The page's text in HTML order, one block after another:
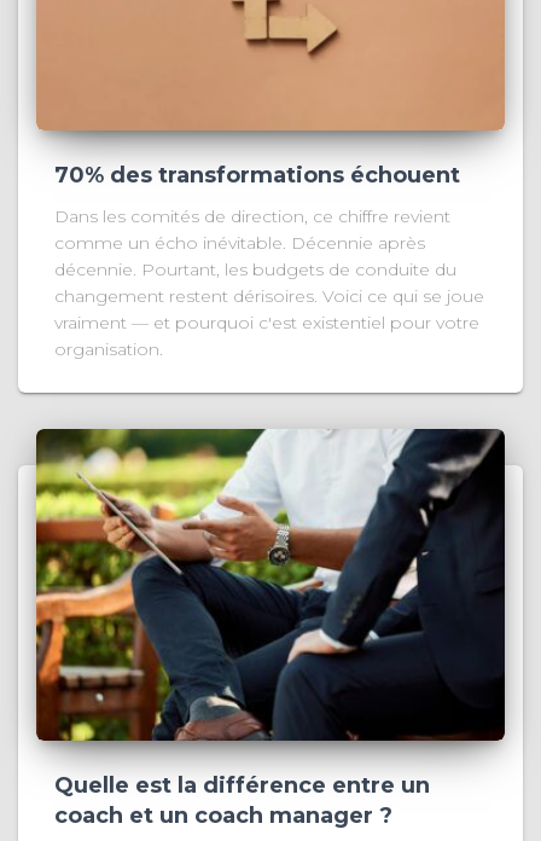
70% des transformations échouent
Dans les comités de direction, ce chiffre revient
comme un écho inévitable. Décennie après
décennie. Pourtant, les budgets de conduite du
changement restent dérisoires. Voici ce qui se joue
vraiment — et pourquoi c'est existentiel pour votre
organisation.
Quelle est la différence entre un
coach et un coach manager ?